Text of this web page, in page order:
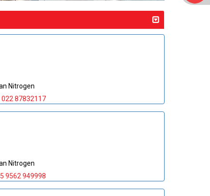
Nitrogen
022 87832117
Nitrogen
9562 949998